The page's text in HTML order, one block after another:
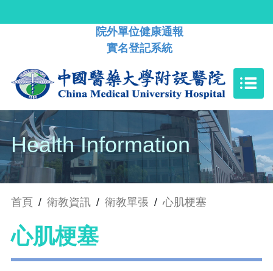
院外單位健康通報
實名登記系統
Health Information
首頁 / 衛教資訊 / 衛教單張 / 心肌梗塞
心肌梗塞